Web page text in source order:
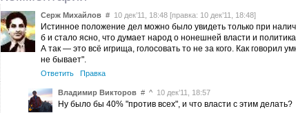
Серж Михайлов # 10 дек’11, 18:48 [правка: 10 дек’11, 18:48]
Истинное положение дел можно было увидеть только при
б и стало ясно, что думает народ о нонешней власти и
А так — это всё игрища, голосовать то не за кого. Как говорил
не бывает".
Ответить Правка
Владимир Викторов # ^ 10 дек’11, 18:57
Ну было бы 40% "против всех", и что власти с этим делать?